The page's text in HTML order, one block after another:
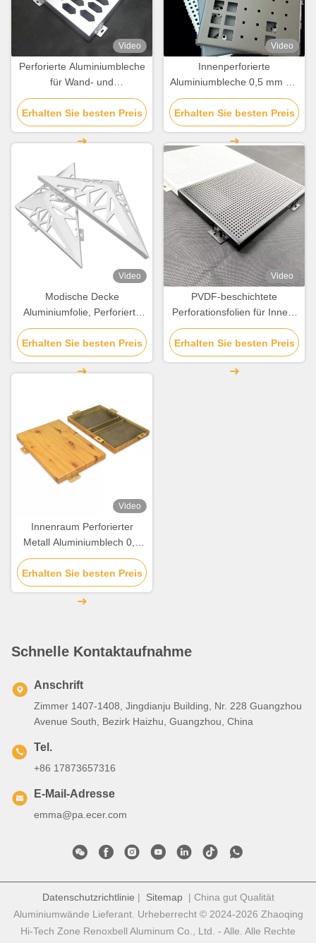
Video
Perforierte Aluminiumbleche
für Wand- und
Deckendekoration
Erhalten Sie besten Preis
Video
Innenperforierte
Aluminiumbleche 0,5 mm bis
10 mm Dicke
Korrosionsbeständig
Erhalten Sie besten Preis
Video
Modische Decke
Aluminiumfolie, Perforierte
Aluminiumplatten für die
Fassade
Erhalten Sie besten Preis
Video
PVDF-beschichtete
Perforationsfolien für Innen-
und Außenwanddekoration
Erhalten Sie besten Preis
Video
Innenraum Perforierter
Metall Aluminiumblech 0,5
mm-6 mm Für Wand /
Decoration Decoration
Erhalten Sie besten Preis
Schnelle Kontaktaufnahme
Anschrift
Zimmer 1407-1408, Jingdianju Building, Nr. 228 Guangzhou
Avenue South, Bezirk Haizhu, Guangzhou, China
Tel.
+86 17873657316
E-Mail-Adresse
emma@pa.ecer.com
Datenschutzrichtlinie | Sitemap| China gut Qualität
Aluminiumwände Lieferant. Urheberrecht © 2024-2026 Zhaoqing
Hi-Tech Zone Renoxbell Aluminum Co., Ltd. - Alle. Alle Rechte